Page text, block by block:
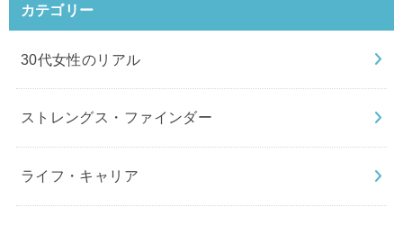
カテゴリー
30代女性のリアル
ストレングス・ファインダー
ライフ・キャリア